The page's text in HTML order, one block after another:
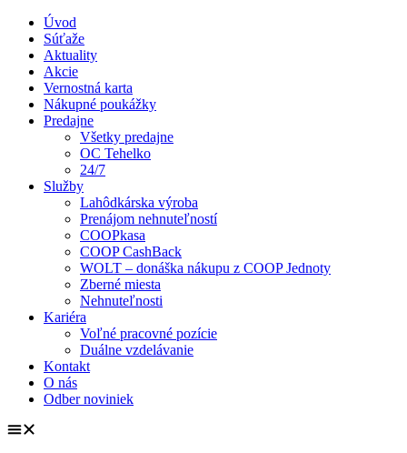
Úvod
Súťaže
Aktuality
Akcie
Vernostná karta
Nákupné poukážky
Predajne
Všetky predajne
OC Tehelko
24/7
Služby
Lahôdkárska výroba
Prenájom nehnuteľností
COOPkasa
COOP CashBack
WOLT – donáška nákupu z COOP Jednoty
Zberné miesta
Nehnuteľnosti
Kariéra
Voľné pracovné pozície
Duálne vzdelávanie
Kontakt
O nás
Odber noviniek